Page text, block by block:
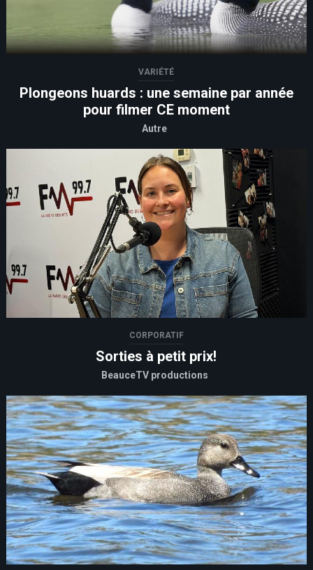
VARIÉTÉ
Plongeons huards : une semaine par année
pour filmer CE moment
Autre
CORPORATIF
Sorties à petit prix!
BeauceTV productions